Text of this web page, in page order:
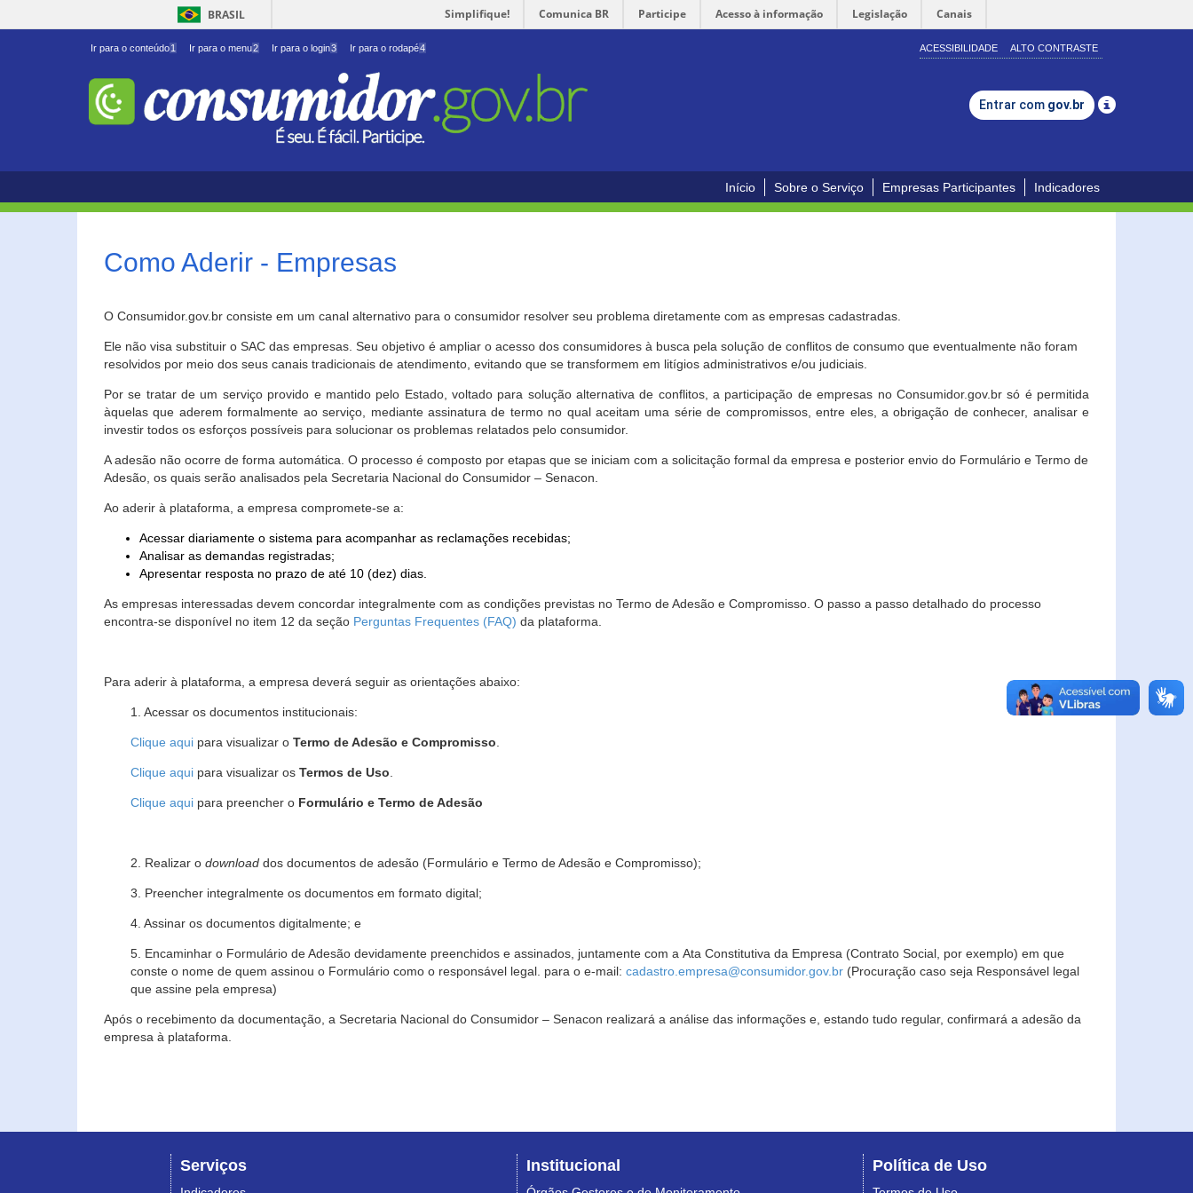
BRASIL Simplifique! Comunica BR Participe Acesso à informação Legislação Canais
Ir para o conteúdo1 Ir para o menu2 Ir para o login3 Ir para o rodapé4 ACESSIBILIDADE ALTO CONTRASTE
Entrar com gov.br
Início Sobre o Serviço Empresas Participantes Indicadores
Como Aderir - Empresas
O Consumidor.gov.br consiste em um canal alternativo para o consumidor resolver seu problema diretamente com as empresas cadastradas.
Ele não visa substituir o SAC das empresas. Seu objetivo é ampliar o acesso dos consumidores à busca pela solução de conflitos de consumo que eventualmente não foram
resolvidos por meio dos seus canais tradicionais de atendimento, evitando que se transformem em litígios administrativos e/ou judiciais.
Por se tratar de um serviço provido e mantido pelo Estado, voltado para solução alternativa de conflitos, a participação de empresas no Consumidor.gov.br só é permitida
àquelas que aderem formalmente ao serviço, mediante assinatura de termo no qual aceitam uma série de compromissos, entre eles, a obrigação de conhecer, analisar e
investir todos os esforços possíveis para solucionar os problemas relatados pelo consumidor.
A adesão não ocorre de forma automática. O processo é composto por etapas que se iniciam com a solicitação formal da empresa e posterior envio do Formulário e Termo de
Adesão, os quais serão analisados pela Secretaria Nacional do Consumidor – Senacon.
Ao aderir à plataforma, a empresa compromete-se a:
Acessar diariamente o sistema para acompanhar as reclamações recebidas;
Analisar as demandas registradas;
Apresentar resposta no prazo de até 10 (dez) dias.
As empresas interessadas devem concordar integralmente com as condições previstas no Termo de Adesão e Compromisso. O passo a passo detalhado do processo
encontra-se disponível no item 12 da seção Perguntas Frequentes (FAQ) da plataforma.
Para aderir à plataforma, a empresa deverá seguir as orientações abaixo:
1. Acessar os documentos institucionais:
Clique aqui para visualizar o Termo de Adesão e Compromisso
Clique aqui para visualizar os Termos de Uso
Clique aqui para preencher o Formulário e Termo de Adesão
2. Realizar o download dos documentos de adesão (Formulário e Termo de Adesão e Compromisso);
3. Preencher integralmente os documentos em formato digital;
4. Assinar os documentos digitalmente; e
5. Encaminhar o Formulário de Adesão devidamente preenchidos e assinados, juntamente com a Ata Constitutiva da Empresa (Contrato Social, por exemplo) em que
conste o nome de quem assinou o Formulário como o responsável legal. para o e-mail: cadastro.empresa@consumidor.gov.br (Procuração caso seja Responsável legal
que assine pela empresa)
Após o recebimento da documentação, a Secretaria Nacional do Consumidor – Senacon realizará a análise das informações e, estando tudo regular, confirmará a adesão da
empresa à plataforma.
Serviços Institucional Política de Uso